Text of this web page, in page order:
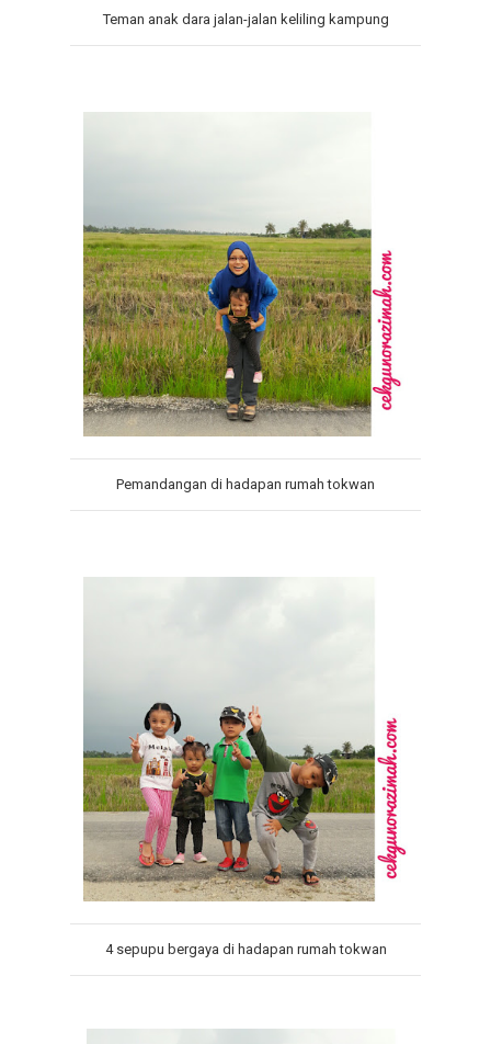
Teman anak dara jalan-jalan keliling kampung
Pemandangan di hadapan rumah tokwan
4 sepupu bergaya di hadapan rumah tokwan